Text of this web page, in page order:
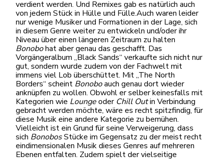
verdient werden. Und Remixes gab es natürlich auch
von jedem Stück in Hülle und Fülle.Auch waren leider
nur wenige Musiker und Formationen in der Lage, sich
in diesem Genre weiter zu entwickeln und/oder ihr
Niveau über einen längeren Zeitraum zu halten
Bonobohat aber genau das geschafft. Das
Vorgängeralbum „Black Sands“ verkaufte sich nicht nur
gut, sondern wurde zudem von der Fachwelt mit
immens viel Lob überschüttet. Mit „The North
Borders“ scheint Bonoboauch genau dort wieder
anknüpfen zu wollen. Obwohl er selber keinesfalls mit
Kategorien wie Loungeoder Chill Outin Verbindung
gebracht werden möchte, wäre es recht spitzfindig, für
diese Musik eine andere Kategorie zu bemühen.
Vielleicht ist ein Grund für seine Verweigerung, dass
sich BonobosStücke im Gegensatz zu der meist recht
eindimensionalen Musik dieses Genres auf mehreren
Ebenen entfalten. Zudem spielt der vielseitige